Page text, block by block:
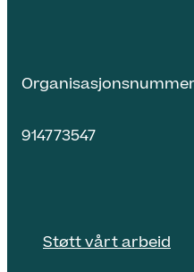
Organisasjonsnummer
914773547
Støtt vårt arbeid